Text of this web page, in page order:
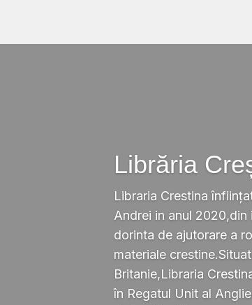
Librăria
Libraria Crestina
Andrei in anul 2020,din
dorinta de ajutorare a
materiale
Britanie,Libraria
în Regatul Unit al